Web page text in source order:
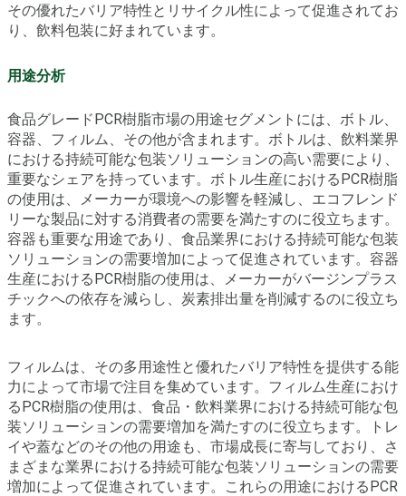
その優れたバリア特性とリサイクル性によって促進されてお
り、飲料包装に好まれています。
用途分析
食品グレードPCR樹脂市場の用途セグメントには、ボトル、
容器、フィルム、その他が含まれます。ボトルは、飲料業界
における持続可能な包装ソリューションの高い需要により、
重要なシェアを持っています。ボトル生産におけるPCR樹脂
の使用は、メーカーが環境への影響を軽減し、エコフレンド
リーな製品に対する消費者の需要を満たすのに役立ちます。
容器も重要な用途であり、食品業界における持続可能な包装
ソリューションの需要増加によって促進されています。容器
生産におけるPCR樹脂の使用は、メーカーがバージンプラス
チックへの依存を減らし、炭素排出量を削減するのに役立ち
ます。
フィルムは、その多用途性と優れたバリア特性を提供する能
力によって市場で注目を集めています。フィルム生産におけ
るPCR樹脂の使用は、食品・飲料業界における持続可能な包
装ソリューションの需要増加を満たすのに役立ちます。トレ
イや蓋などのその他の用途も、市場成長に寄与しており、さ
まざまな業界における持続可能な包装ソリューションの需要
増加によって促進されています。これらの用途におけるPCR